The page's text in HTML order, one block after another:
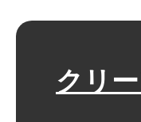
クリ